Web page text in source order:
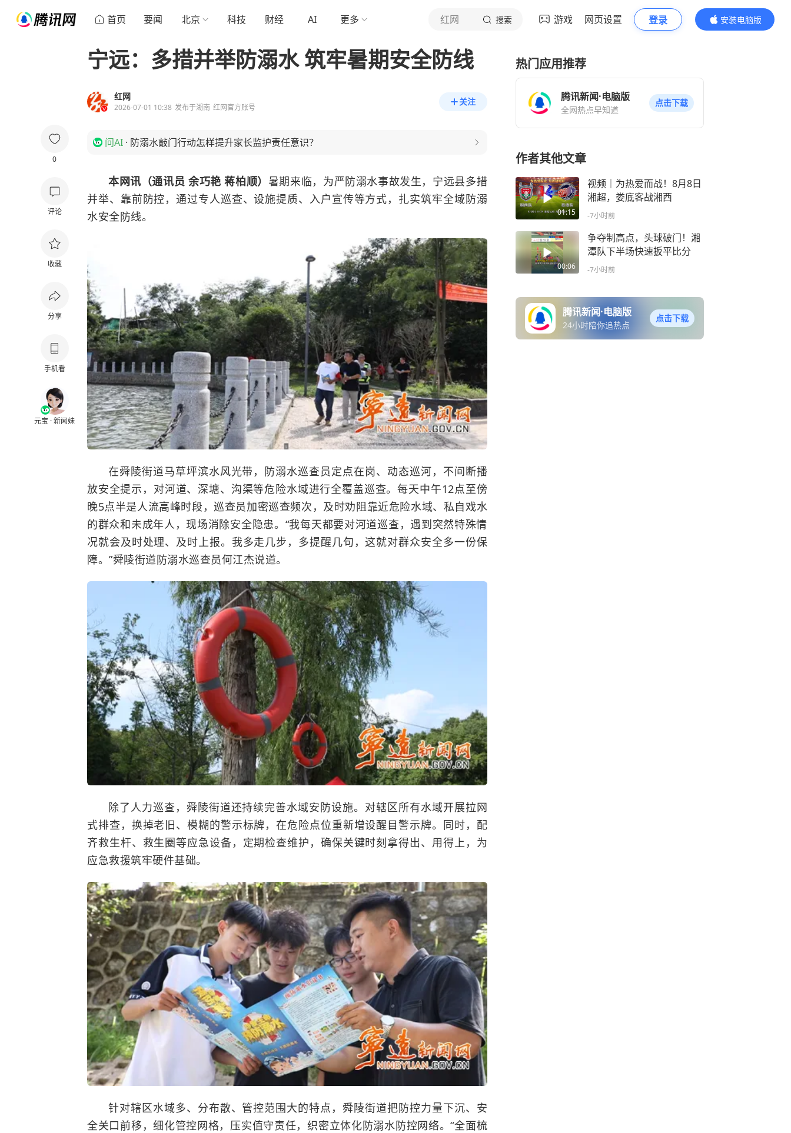
首页 要闻 北京 科技 财经 AI 更多 红网 搜索 游戏 网页设置 登录
安装电脑版
内容更精彩
0
评论
收藏
分享
手机看
元宝 · 新闻妹
宁远：多措并举防溺水 筑牢暑期安全防线
红网
2026-07-01 10:38 发布于湖南 红网官方账号
关注
问AI · 防溺水敲门行动怎样提升家长监护责任意识？
本网讯（通讯员 余巧艳 蒋柏顺） 暑期来临，为严防溺水事故发生，宁远县多措
并举、靠前防控，通过专人巡查、设施提质、入户宣传等方式，扎实筑牢全域防溺
水安全防线。
在舜陵街道马草坪滨水风光带，防溺水巡查员定点在岗、动态巡河，不间断播
放安全提示，对河道、深塘、沟渠等危险水域进行全覆盖巡查。每天中午12点至傍
晚5点半是人流高峰时段，巡查员加密巡查频次，及时劝阻靠近危险水域、私自戏水
的群众和未成年人，现场消除安全隐患。“我每天都要对河道巡查，遇到突然特殊情
况就会及时处理、及时上报。我多走几步，多提醒几句，这就对群众安全多一份保
障。”舜陵街道防溺水巡查员何江杰说道。
除了人力巡查，舜陵街道还持续完善水域安防设施。对辖区所有水域开展拉网
式排查，换掉老旧、模糊的警示标牌，在危险点位重新增设醒目警示牌。同时，配
齐救生杆、救生圈等应急设备，定期检查维护，确保关键时刻拿得出、用得上，为
应急救援筑牢硬件基础。
针对辖区水域多、分布散、管控范围大的特点，舜陵街道把防控力量下沉、安
全关口前移，细化管控网格，压实值守责任，织密立体化防溺水防控网络。“全面梳
热门应用推荐
腾讯新闻·电脑版
全网热点早知道
点击下载
作者其他文章
01:15
视频｜为热爱而战！8月8日
湘超，娄底客战湘西
-7小时前
00:06
争夺制高点，头球破门！湘
潭队下半场快速扳平比分
-7小时前
腾讯新闻·电脑版
24小时陪你追热点
点击下载